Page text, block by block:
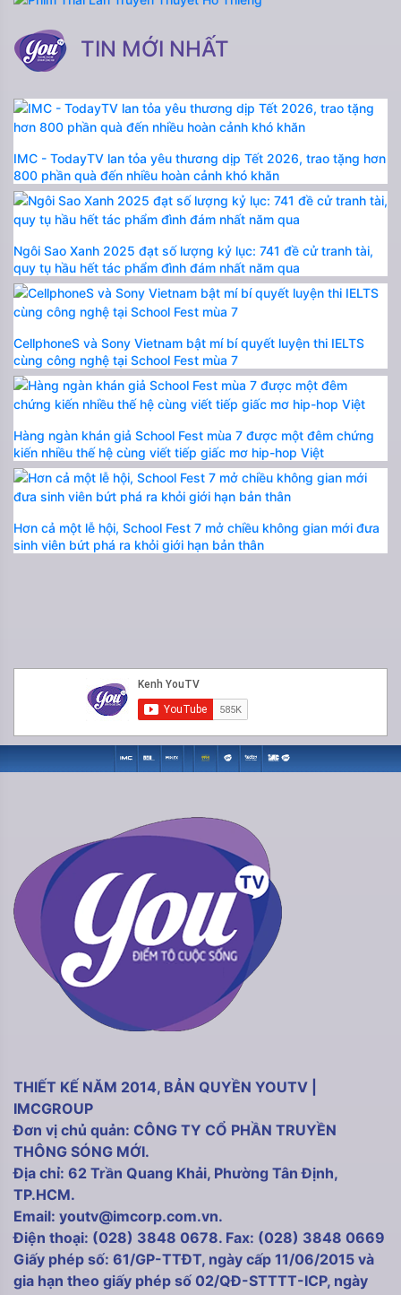
TIN MỚI NHẤT
IMC - TodayTV lan tỏa yêu thương dịp Tết 2026, trao tặng hơn
800 phần quà đến nhiều hoàn cảnh khó khăn
Ngôi Sao Xanh 2025 đạt số lượng kỷ lục: 741 đề cử tranh tài,
quy tụ hầu hết tác phẩm đình đám nhất năm qua
CellphoneS và Sony Vietnam bật mí bí quyết luyện thi IELTS
cùng công nghệ tại School Fest mùa 7
Hàng ngàn khán giả School Fest mùa 7 được một đêm chứng
kiến nhiều thế hệ cùng viết tiếp giấc mơ hip-hop Việt
Hơn cả một lễ hội, School Fest 7 mở chiều không gian mới đưa
sinh viên bứt phá ra khỏi giới hạn bản thân
THIẾT KẾ NĂM 2014, BẢN QUYỀN YOUTV |
IMCGROUP
Đơn vị chủ quản: CÔNG TY CỔ PHẦN TRUYỀN
THÔNG SÓNG MỚI.
Địa chỉ: 62 Trần Quang Khải, Phường Tân Định,
TP.HCM.
Email: youtv@imcorp.com.vn.
Điện thoại: (028) 3848 0678. Fax: (028) 3848 0669
Giấy phép số: 61/GP-TTĐT, ngày cấp 11/06/2015 và
gia hạn theo giấy phép số 02/QĐ-STTTT-ICP, ngày